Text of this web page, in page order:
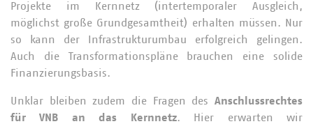
Projekte im Kernnetz (intertemporaler Ausgleich,
möglichst große Grundgesamtheit) erhalten müssen. Nur
so kann der Infrastrukturumbau erfolgreich gelingen.
Auch die Transformationspläne brauchen eine solide
Finanzierungsbasis.
Unklar bleiben zudem die Fragen des Anschlussrechtes
für VNB an das Kernnetz. Hier erwarten wir